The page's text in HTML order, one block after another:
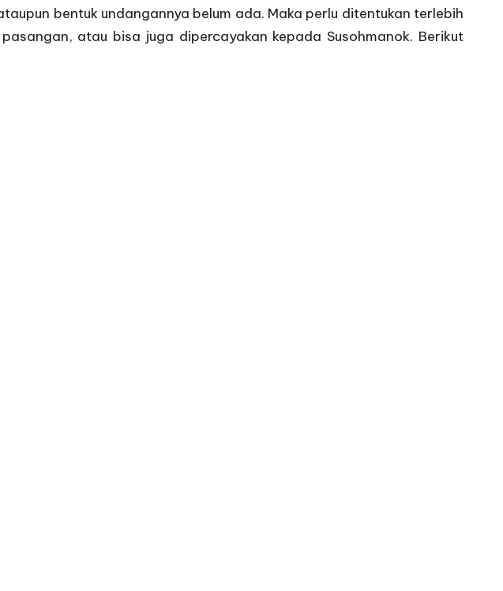
bentuk undangannya belum ada. Maka perlu ditentukan terlebih
atau bisa juga dipercayakan kepada Susohmanok. Berikut